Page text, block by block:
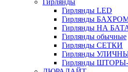
Гирлянды
Гирлянды LED
Гирлянды
Гирлянды НА
Гирлянды обычные
Гирлянды СЕТКИ
Гирлянды
Гирлянды